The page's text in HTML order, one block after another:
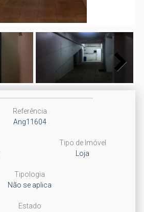
Next
Referência
Ang11604
Tipo de Imóvel
Loja
Tipologia
Não se aplica
Estado